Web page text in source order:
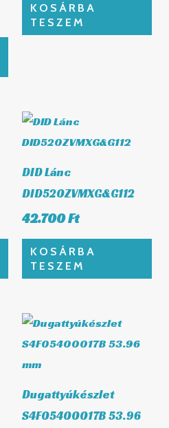
KOSÁRBA
TESZEM
DID Lánc
DID520ZVMXG&G112
42.700Ft
KOSÁRBA
TESZEM
Dugattyúkészlet
S4F05400017B 53.96